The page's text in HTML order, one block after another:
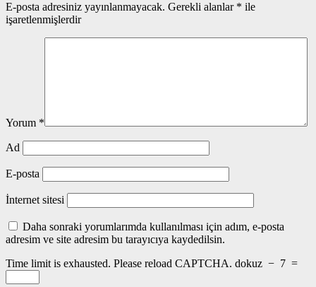
E-posta adresiniz yayınlanmayacak. Gerekli alanlar * ile
işaretlenmişlerdir
Yorum *
Ad
E-posta
İnternet sitesi
Daha sonraki yorumlarımda kullanılması için adım, e-posta
adresim ve site adresim bu tarayıcıya kaydedilsin.
Time limit is exhausted. Please reload CAPTCHA. dokuz − 7 =